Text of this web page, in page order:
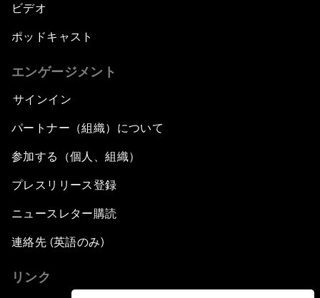
ビデオ
ポッドキャスト
エンゲージメント
サインイン
パートナー（組織）について
参加する（個人、組織）
プレスリリース登録
ニュースレター購読
連絡先 (英語のみ)
リンク